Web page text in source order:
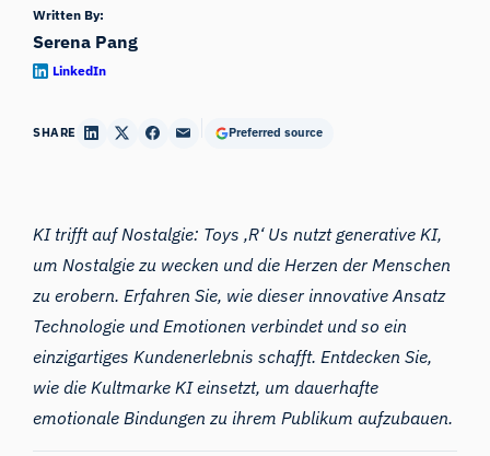
Written By:
Serena Pang
LinkedIn
SHARE Preferred source
KI trifft auf Nostalgie: Toys ‚R‘ Us nutzt generative KI,
um Nostalgie zu wecken und die Herzen der Menschen
zu erobern. Erfahren Sie, wie dieser innovative Ansatz
Technologie und Emotionen verbindet und so ein
einzigartiges Kundenerlebnis schafft. Entdecken Sie,
wie die Kultmarke KI einsetzt, um dauerhafte
emotionale Bindungen zu ihrem Publikum aufzubauen.